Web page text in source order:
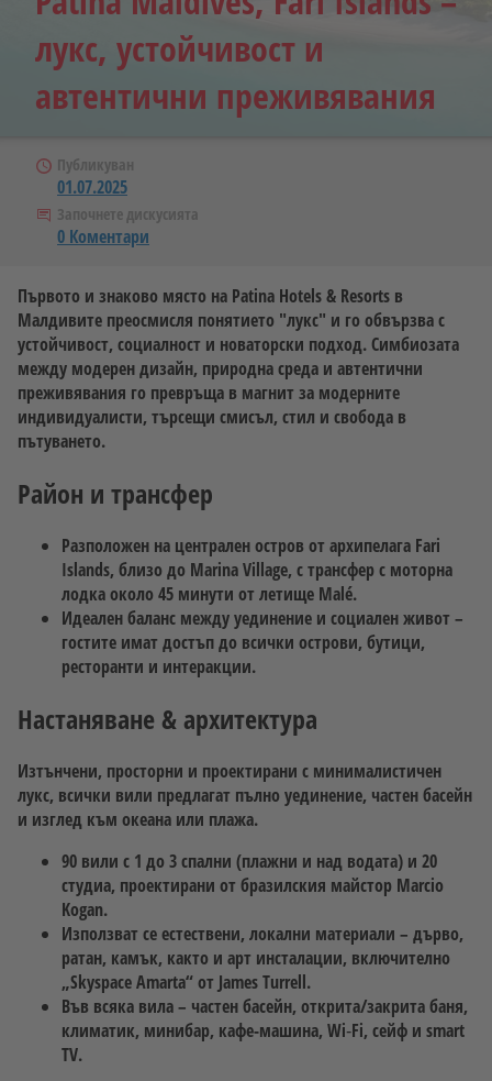
лукс, устойчивост и
автентични преживявания
Публикуван
01.07.2025
Започнете дискусията
0 Коментари
Първото и знаково място на Patina Hotels & Resorts в
Малдивите преосмисля понятието "лукс" и го обвързва с
устойчивост, социалност и новаторски подход. Симбиозата
между модерен дизайн, природна среда и автентични
преживявания го превръща в магнит за модерните
индивидуалисти, търсещи смисъл, стил и свобода в
пътуването.
Район и трансфер
Разположен на централен остров от архипелага Fari
Islands, близо до Marina Village, с трансфер с моторна
лодка около 45 минути от летище Malé.
Идеален баланс между уединение и социален живот –
гостите имат достъп до всички острови, бутици,
ресторанти и интеракции.
Настаняване & архитектура
Изтънчени, просторни и проектирани с минималистичен
лукс, всички вили предлагат пълно уединение, частен басейн
и изглед към океана или плажа.
90 вили с 1 до 3 спални (плажни и над водата) и 20
студиа, проектирани от бразилския майстор Marcio
Kogan.
Използват се естествени, локални материали – дърво,
ратан, камък, както и арт инсталации, включително
„Skyspace Amarta“ от James Turrell.
Във всяка вила – частен басейн, открита/закрита баня,
климатик, минибар, кафе-машина, Wi‑Fi, сейф и smart
TV.